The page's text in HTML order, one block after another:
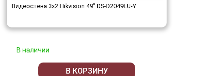
Видеостена 3x2 Hikvision 49" DS-D2049LU-Y
В наличии
В КОРЗИНУ